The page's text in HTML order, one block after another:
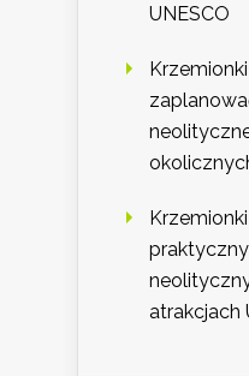
UNESCO
atrakcjach